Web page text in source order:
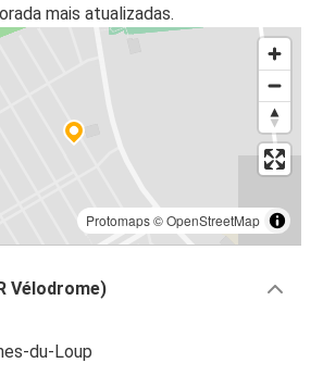
mais atualizadas.
Protomaps©OpenStreetMap
Vélodrome)
du-Loup